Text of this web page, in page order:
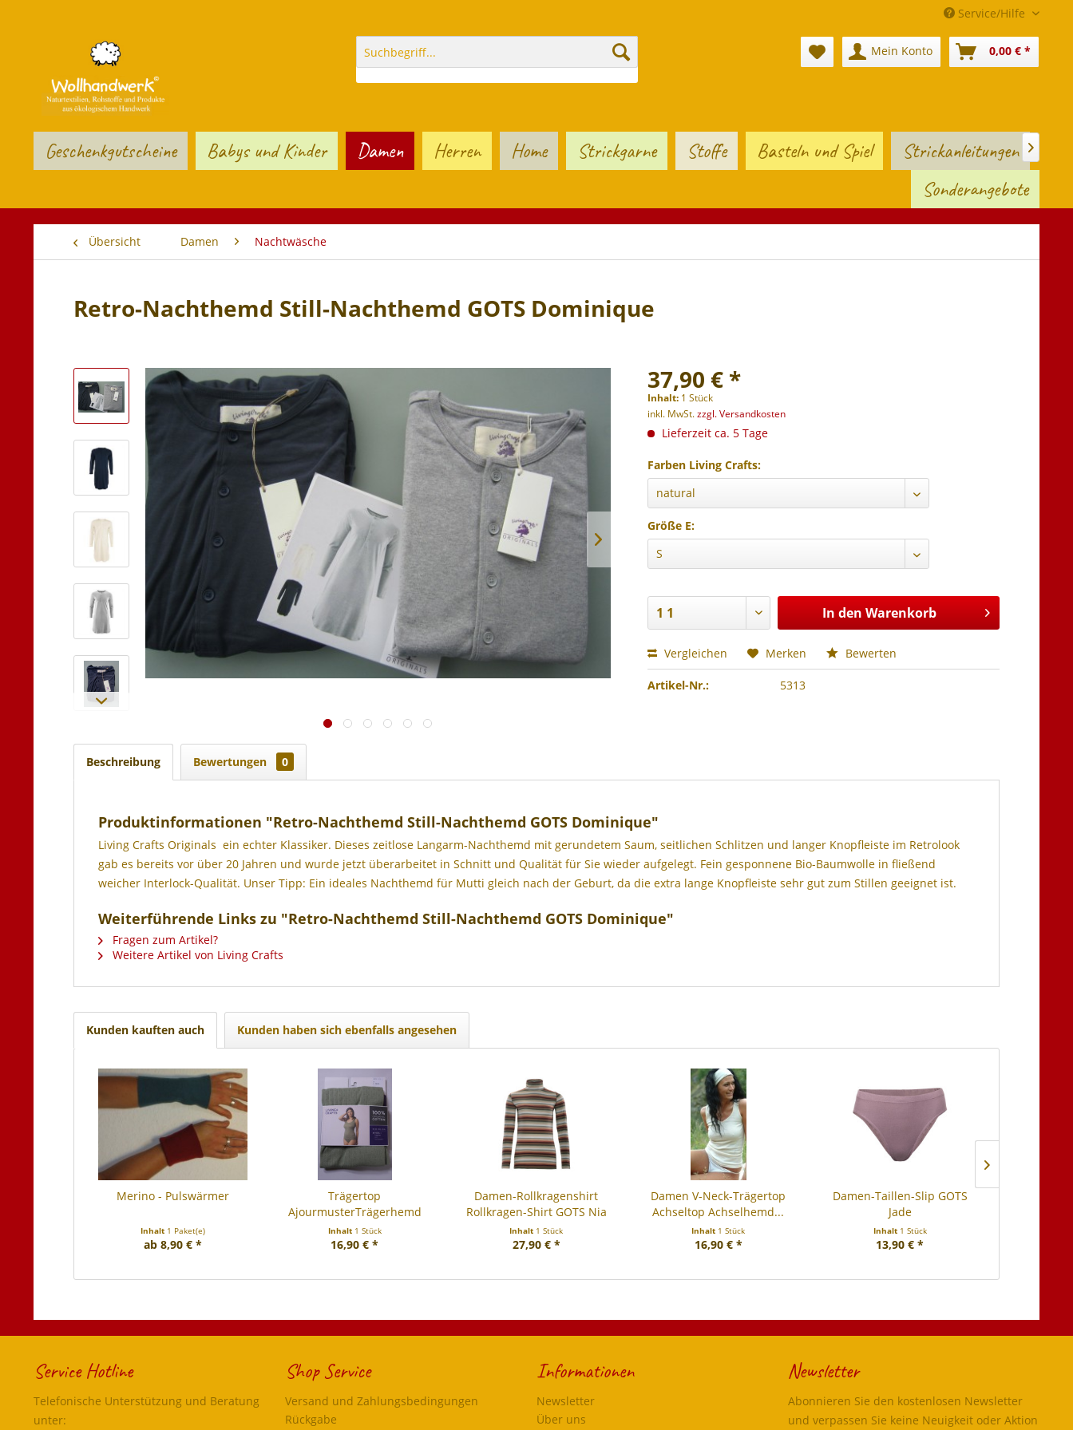
Service/Hilfe
Mein Konto 0,00 € *
Geschenkgutscheine Babys und Kinder Damen Herren Home Strickgarne Stoffe Basteln und Spiel
Strickanleitungen
Sonderangebote

Übersicht Damen Nachtwäsche
Retro-Nachthemd Still-Nachthemd GOTS Dominique
37,90 € *
Inhalt: 1 Stück
inkl. MwSt.zzgl. Versandkosten
Lieferzeit ca. 5 Tage
Farben Living Crafts:
Größe E:
In den Warenkorb
Vergleichen Merken Bewerten
Artikel-Nr.: 5313
Beschreibung Bewertungen 0
Produktinformationen "Retro-Nachthemd Still-Nachthemd GOTS Dominique"
Living Crafts Originals  ein echter Klassiker. Dieses zeitlose Langarm-Nachthemd mit gerundetem Saum, seitlichen Schlitzen und langer Knopfleiste im Retrolook
gab es bereits vor über 20 Jahren und wurde jetzt überarbeitet in Schnitt und Qualität für Sie wieder aufgelegt. Fein gesponnene Bio-Baumwolle in fließend
weicher Interlock-Qualität. Unser Tipp: Ein ideales Nachthemd für Mutti gleich nach der Geburt, da die extra lange Knopfleiste sehr gut zum Stillen geeignet ist.
Weiterführende Links zu "Retro-Nachthemd Still-Nachthemd GOTS Dominique"
Fragen zum Artikel?
Weitere Artikel von Living Crafts
Kunden kauften auch Kunden haben sich ebenfalls angesehen
Merino - Pulswärmer
Inhalt 1 Paket(e)
ab 8,90 € *
Trägertop
AjourmusterTrägerhemd
Unterhemd GOTS...
Inhalt 1 Stück
16,90 € *
Damen-Rollkragenshirt
Rollkragen-Shirt GOTS Nia
Inhalt 1 Stück
27,90 € *
Damen V-Neck-Trägertop
Achseltop Achselhemd...
Inhalt 1 Stück
16,90 € *
Damen-Taillen-Slip GOTS
Jade
Inhalt 1 Stück
13,90 € *
Service Hotline
Telefonische Unterstützung und Beratung
unter:
Shop Service
Versand und Zahlungsbedingungen
Rückgabe
Informationen
Newsletter
Über uns
Newsletter
Abonnieren Sie den kostenlosen Newsletter
und verpassen Sie keine Neuigkeit oder Aktion